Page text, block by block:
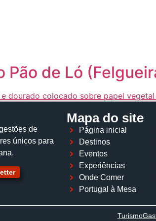
Pão de Ló
de
únicos para
Mapa do site
Página inicial
Destinos
Eventos
Experiências
Onde Comer
Portugal à Mesa